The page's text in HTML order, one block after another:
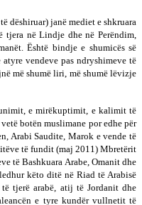
dëshiruar) janë mediet e shkruara
në Lindje dhe në Perëndim,
Është bindje e shumicës së
vendeve pas ndryshimeve të
më shumë liri, më shumë lëvizje
e mirëkuptimit, e kalimit të
botën muslimane por edhe për
Arabi Saudite, Marok e vende të
të fundit (maj 2011) Mbretërit
të Bashkuara Arabe, Omanit dhe
këto ditë në Riad të Arabisë
tjerë arabë, atij të Jordanit dhe
e tyre kundër vullnetit të